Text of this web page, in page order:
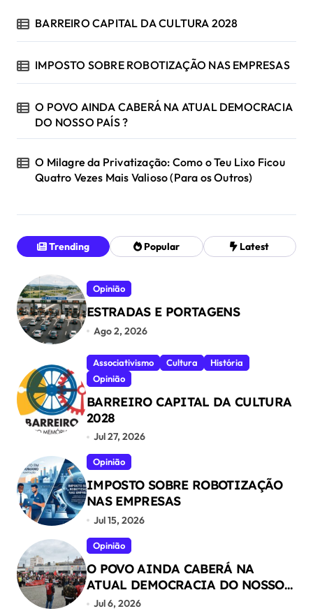
BARREIRO CAPITAL DA CULTURA 2028
IMPOSTO SOBRE ROBOTIZAÇÃO NAS EMPRESAS
O POVO AINDA CABERÁ NA ATUAL DEMOCRACIA
DO NOSSO PAÍS ?
O Milagre da Privatização: Como o Teu Lixo Ficou
Quatro Vezes Mais Valioso (Para os Outros)
Trending Popular Latest
Opinião
ESTRADAS E PORTAGENS
Ago 2, 2026
Associativismo Cultura
História
Opinião
BARREIRO CAPITAL DA CULTURA
2028
Jul 27, 2026
Opinião
IMPOSTO SOBRE ROBOTIZAÇÃO
NAS EMPRESAS
Jul 15, 2026
Opinião
O POVO AINDA CABERÁ NA
ATUAL DEMOCRACIA DO NOSSO
PAÍS ?
Jul 6, 2026